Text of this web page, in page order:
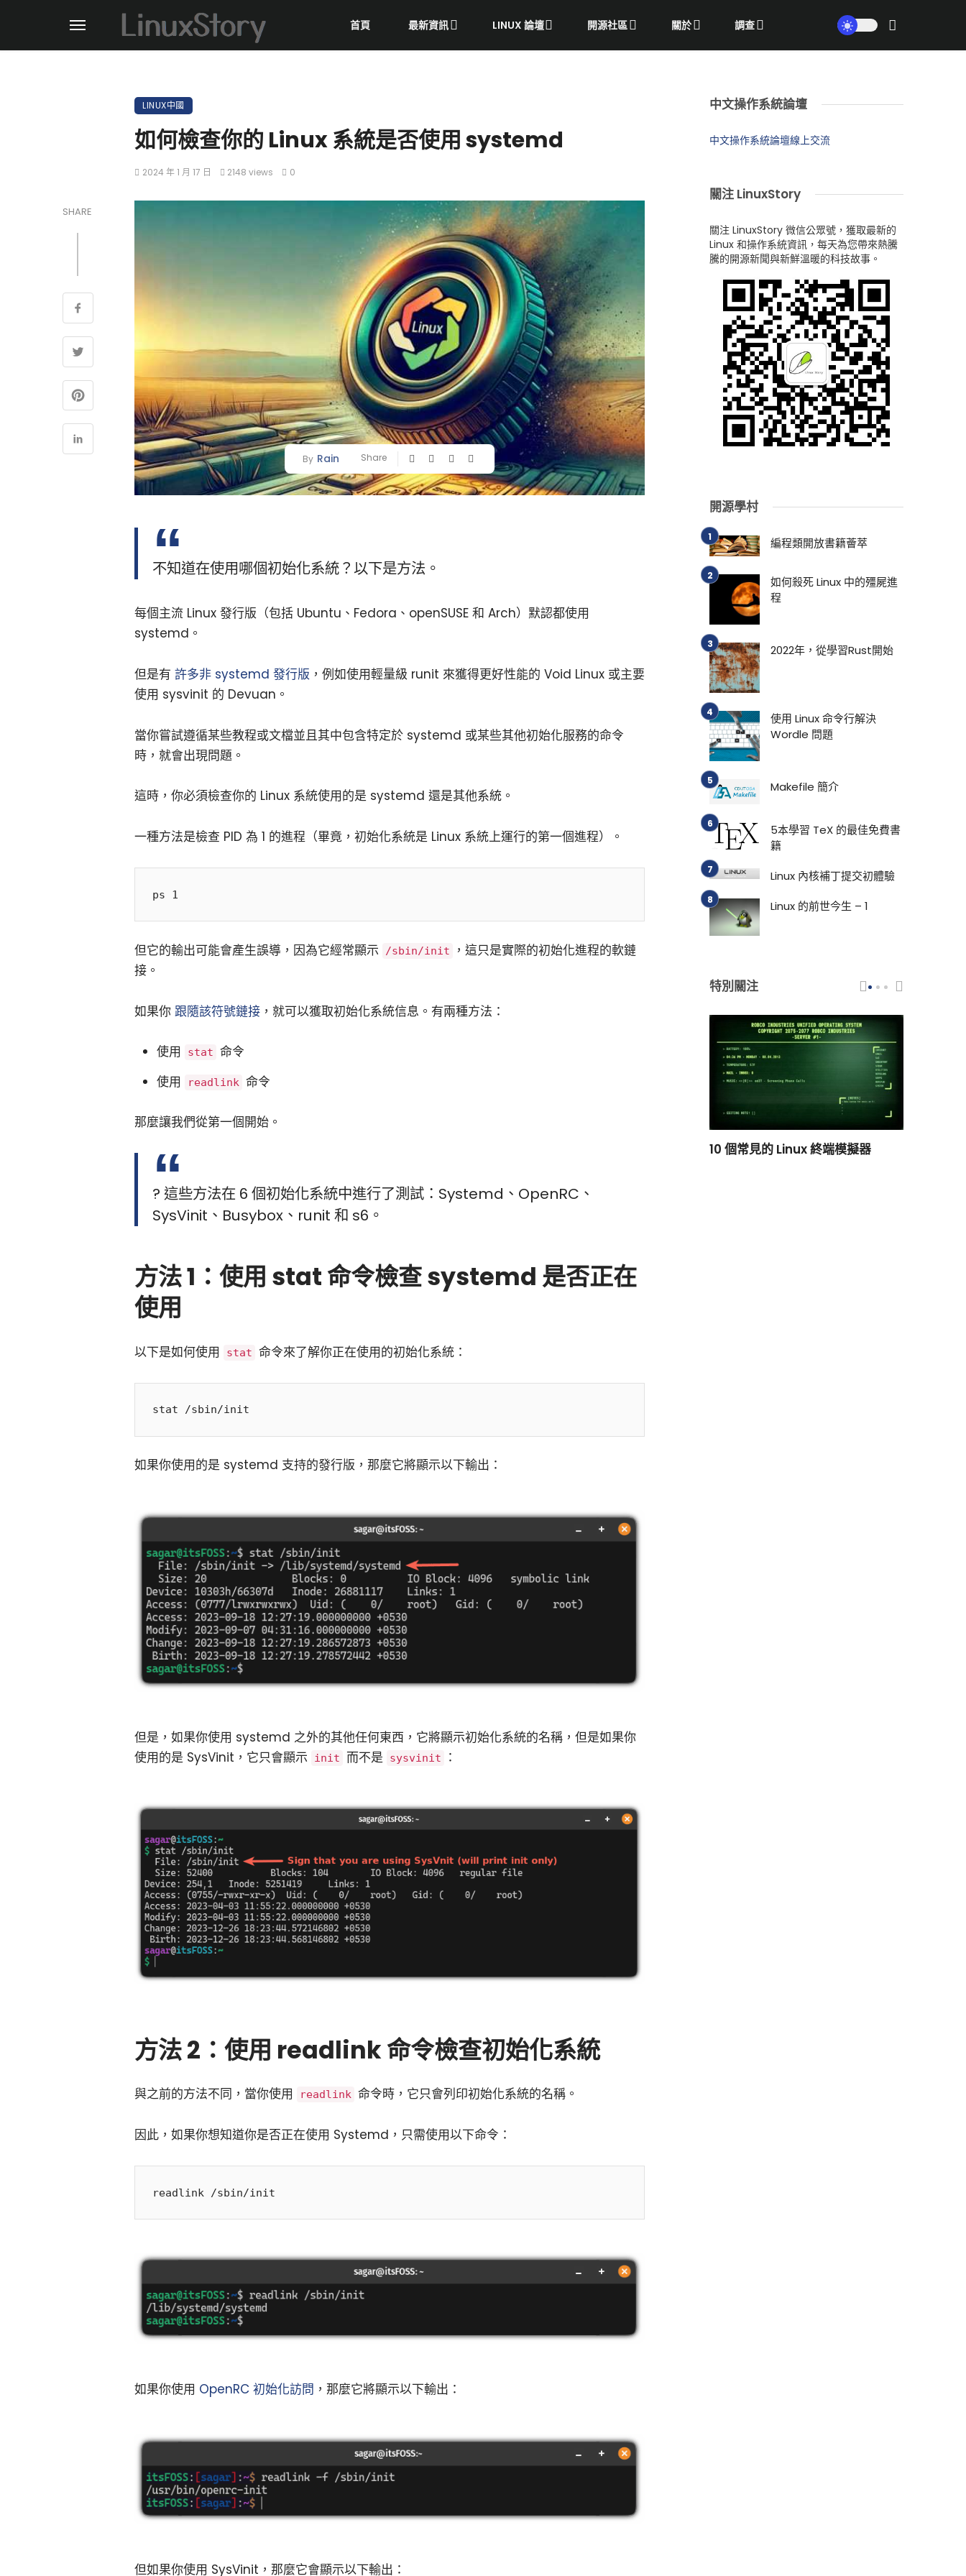
首頁 最新資訊 LINUX 論壇 開源社區 關於 調查
LINUX中國
如何檢查你的 Linux 系統是否使用 systemd
2024 年 1 月 17 日 2148 views 0
SHARE
By Rain Share
不知道在使用哪個初始化系統？以下是方法。
每個主流 Linux 發行版（包括 Ubuntu、Fedora、openSUSE 和 Arch）默認都使用
systemd。
但是有 許多非 systemd 發行版 ，例如使用輕量級 runit 來獲得更好性能的 Void Linux 或主要
使用 sysvinit 的 Devuan。
當你嘗試遵循某些教程或文檔並且其中包含特定於 systemd 或某些其他初始化服務的命令
時，就會出現問題。
這時，你必須檢查你的 Linux 系統使用的是 systemd 還是其他系統。
一種方法是檢查 PID 為 1 的進程（畢竟，初始化系統是 Linux 系統上運行的第一個進程）。
但它的輸出可能會產生誤導，因為它經常顯示 /sbin/init
，這只是實際的初始化進程的軟鏈
接。
如果你 跟隨該符號鏈接 ，就可以獲取初始化系統信息。有兩種方法：
使用 stat 命令
使用
readlink 命令
那麼讓我們從第一個開始。
? 這些方法在 6 個初始化系統中進行了測試：Systemd、OpenRC、
SysVinit、Busybox、runit 和 s6。
方法 1：使用 stat 命令檢查 systemd 是否正在
使用
以下是如何使用 stat 命令來了解你正在使用的初始化系統：
如果你使用的是 systemd 支持的發行版，那麼它將顯示以下輸出：
但是，如果你使用 systemd 之外的其他任何東西，它將顯示初始化系統的名稱，但是如果你
使用的是 SysVinit，它只會顯示
init 而不是 sysvinit ：
方法 2：使用 readlink 命令檢查初始化系統
與之前的方法不同，當你使用 readlink 命令時，它只會列印初始化系統的名稱。
因此，如果你想知道你是否正在使用 Systemd，只需使用以下命令：
如果你使用 OpenRC 初始化訪問 ，那麼它將顯示以下輸出：
但如果你使用 SysVinit，那麼它會顯示以下輸出：
中文操作系統論壇
中文操作系統論壇線上交流
關注 LinuxStory
關注 LinuxStory 微信公眾號，獲取最新的
Linux 和操作系統資訊，每天為您帶來熱騰
騰的開源新聞與新鮮溫暖的科技故事。
開源學村
編程類開放書籍薈萃
如何殺死 Linux 中的殭屍進
程
2022年，從學習Rust開始
使用 Linux 命令行解決
Wordle 問題
Makefile 簡介
5本學習 TeX 的最佳免費書
籍
Linux 內核補丁提交初體驗
Linux 的前世今生 – 1
特別關注
10 個常見的 Linux 終端模擬器